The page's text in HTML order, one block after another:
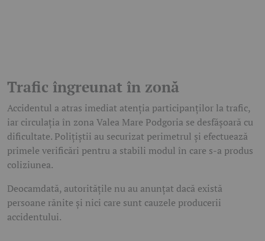
Trafic îngreunat în zonă
Accidentul a atras imediat atenția participanților la trafic,
iar circulația în zona Valea Mare Podgoria se desfășoară cu
dificultate. Polițiștii au securizat perimetrul și efectuează
primele verificări pentru a stabili modul în care s-a produs
coliziunea.
Deocamdată, autoritățile nu au anunțat dacă există
persoane rănite și nici care sunt cauzele producerii
accidentului.